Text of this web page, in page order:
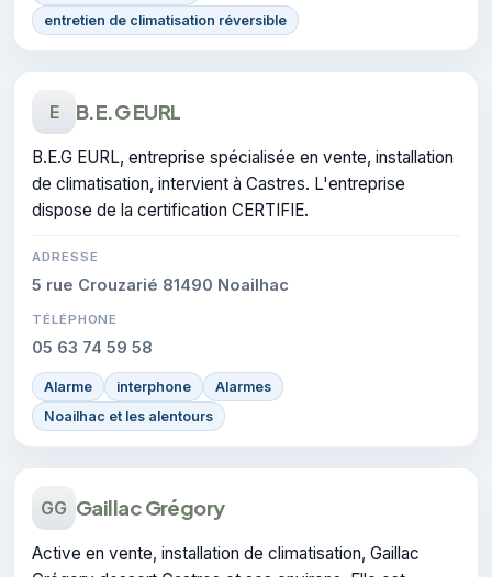
entretien de climatisation réversible
E B.E.G EURL
B.E.G EURL, entreprise spécialisée en vente, installation
de climatisation, intervient à Castres. L'entreprise
dispose de la certification CERTIFIE.
ADRESSE
5 rue Crouzarié 81490 Noailhac
TÉLÉPHONE
05 63 74 59 58
Alarme interphone
Alarmes
Noailhac et les alentours
GG Gaillac Grégory
Active en vente, installation de climatisation, Gaillac